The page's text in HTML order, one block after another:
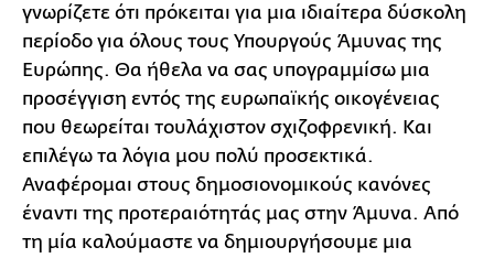
γνωρίζετε ότι πρόκειται για μια ιδιαίτερα δύσκολη
περίοδο για όλους τους Υπουργούς Άμυνας της
Ευρώπης. Θα ήθελα να σας υπογραμμίσω μια
προσέγγιση εντός της ευρωπαϊκής οικογένειας
που θεωρείται τουλάχιστον σχιζοφρενική. Και
επιλέγω τα λόγια μου πολύ προσεκτικά.
Αναφέρομαι στους δημοσιονομικούς κανόνες
έναντι της προτεραιότητάς μας στην Άμυνα. Από
τη μία καλούμαστε να δημιουργήσουμε μια